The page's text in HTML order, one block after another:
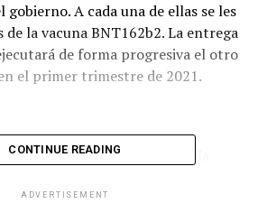
gobierno. A cada una de ellas se les
de la vacuna BNT162b2. La entrega
de forma progresiva el otro
el primer trimestre de 2021.
al anunciado para unirse a la
de personas. COVAX es la
CONTINUE READING
ADVERTISEMENT